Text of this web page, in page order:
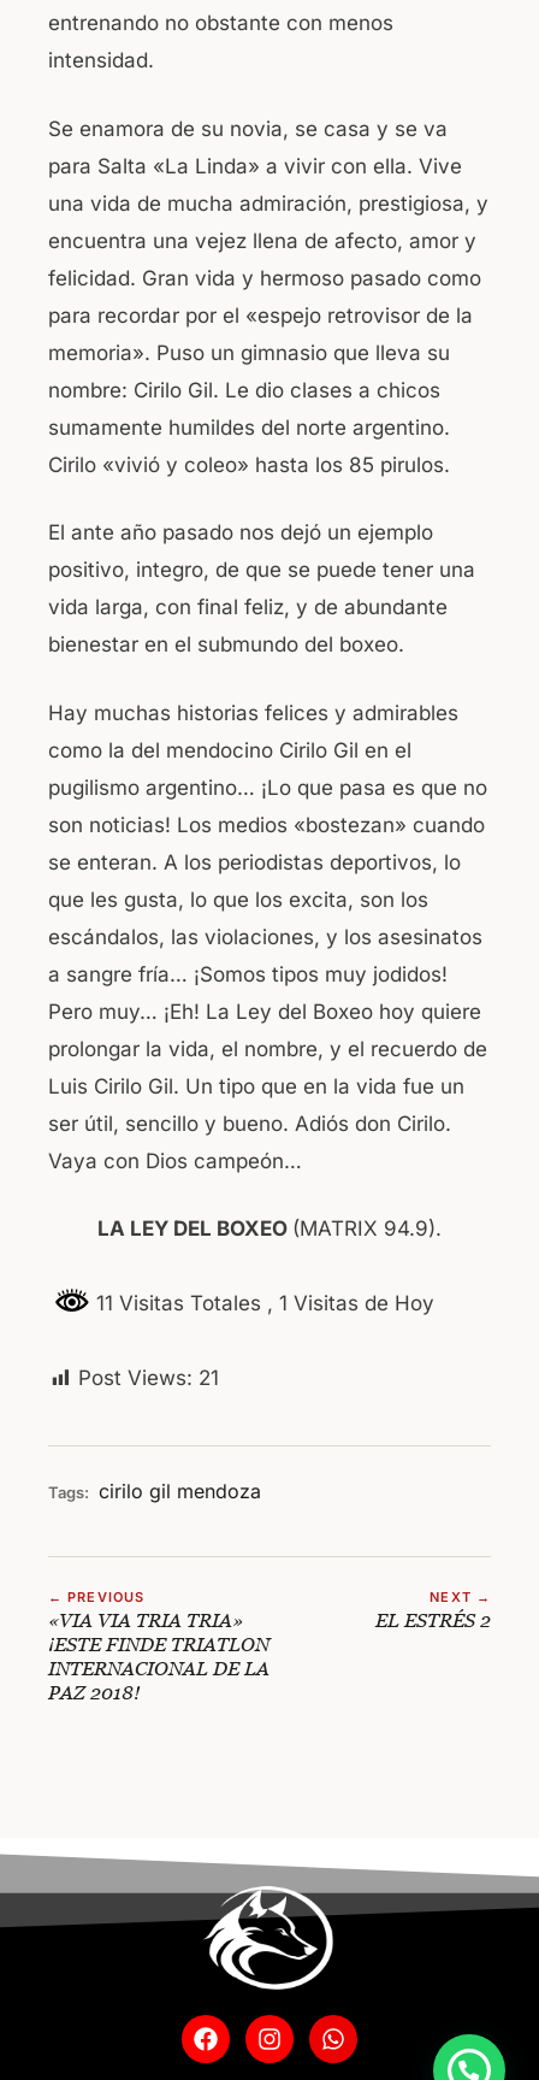
entrenando no obstante con menos
intensidad.
Se enamora de su novia, se casa y se va
para Salta «La Linda» a vivir con ella. Vive
una vida de mucha admiración, prestigiosa, y
encuentra una vejez llena de afecto, amor y
felicidad. Gran vida y hermoso pasado como
para recordar por el «espejo retrovisor de la
memoria». Puso un gimnasio que lleva su
nombre: Cirilo Gil. Le dio clases a chicos
sumamente humildes del norte argentino.
Cirilo «vivió y coleo» hasta los 85 pirulos.
El ante año pasado nos dejó un ejemplo
positivo, integro, de que se puede tener una
vida larga, con final feliz, y de abundante
bienestar en el submundo del boxeo.
Hay muchas historias felices y admirables
como la del mendocino Cirilo Gil en el
pugilismo argentino… ¡Lo que pasa es que no
son noticias! Los medios «bostezan» cuando
se enteran. A los periodistas deportivos, lo
que les gusta, lo que los excita, son los
escándalos, las violaciones, y los asesinatos
a sangre fría… ¡Somos tipos muy jodidos!
Pero muy… ¡Eh! La Ley del Boxeo hoy quiere
prolongar la vida, el nombre, y el recuerdo de
Luis Cirilo Gil. Un tipo que en la vida fue un
ser útil, sencillo y bueno. Adiós don Cirilo.
Vaya con Dios campeón…
LA LEY DEL BOXEO (MATRIX 94.9).
11 Visitas Totales , 1 Visitas de Hoy
Post Views: 21
Tags: cirilo gil mendoza
← PREVIOUS
«VIA VIA TRIA TRIA»
¡ESTE FINDE TRIATLON
INTERNACIONAL DE LA
PAZ 2018!
NEXT →
EL ESTRÉS 2